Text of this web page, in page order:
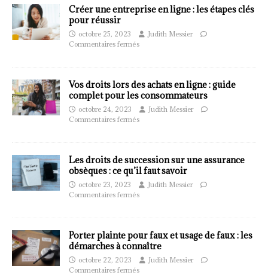
Créer une entreprise en ligne : les étapes clés
pour réussir
octobre 25, 2023
Judith Messier
Commentaires fermés
Vos droits lors des achats en ligne : guide
complet pour les consommateurs
octobre 24, 2023
Judith Messier
Commentaires fermés
Les droits de succession sur une assurance
obsèques : ce qu’il faut savoir
octobre 23, 2023
Judith Messier
Commentaires fermés
Porter plainte pour faux et usage de faux : les
démarches à connaître
octobre 22, 2023
Judith Messier
Commentaires fermés